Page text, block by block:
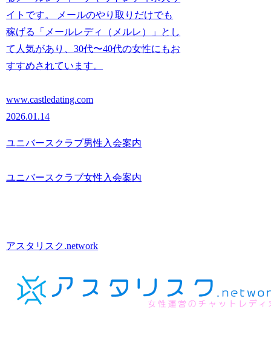
イトです。 メールのやり取りだけでも
稼げる「メールレディ（メルレ）」とし
て人気があり、30代〜40代の女性にもお
すすめされています。
www.castledating.com
2026.01.14
ユニバースクラブ男性入会案内
ユニバースクラブ女性入会案内
アスタリスク.network